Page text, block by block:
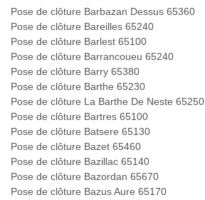
Pose de clôture Barbazan Dessus 65360
Pose de clôture Bareilles 65240
Pose de clôture Barlest 65100
Pose de clôture Barrancoueu 65240
Pose de clôture Barry 65380
Pose de clôture Barthe 65230
Pose de clôture La Barthe De Neste 65250
Pose de clôture Bartres 65100
Pose de clôture Batsere 65130
Pose de clôture Bazet 65460
Pose de clôture Bazillac 65140
Pose de clôture Bazordan 65670
Pose de clôture Bazus Aure 65170